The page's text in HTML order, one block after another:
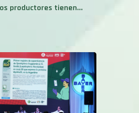
productores tienen...